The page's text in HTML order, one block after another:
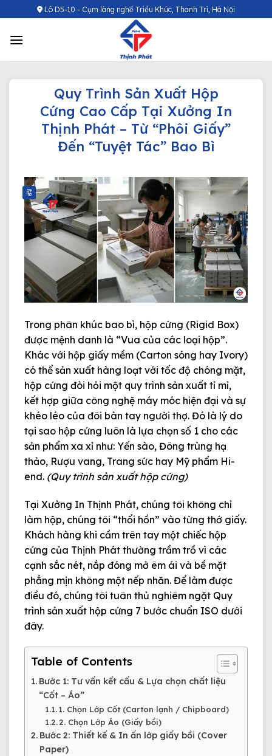
đến
nội
Lô D5-10 - Cụm làng nghề Triều Khúc, Thanh Trì, Hà Nội
Quy Trình Sản Xuất Hộp
Cứng Cao Cấp Tại Xưởng In
Thịnh Phát – Từ “Phôi Giấy”
Đến “Tuyệt Tác” Bao Bì
09
Th5
Trong phân khúc bao bì, hộp cứng (Rigid Box)
được mệnh danh là “Vua của các loại hộp”.
Khác với hộp giấy mềm (Carton sóng hay Ivory)
có thể sản xuất hàng loạt với tốc độ chóng mặt,
hộp cứng đòi hỏi một quy trình sản xuất tỉ mỉ,
kết hợp giữa công nghệ máy móc hiện đại và sự
khéo léo của đôi bàn tay người thợ. Đó là lý do
tại sao hộp cứng luôn là lựa chọn số 1 cho các
sản phẩm xa xỉ như: Yến sào, Đông trùng hạ
thảo, Rượu vang, Trang sức hay Mỹ phẩm Hi-
end. (Quy trình sản xuất hộp cứng)
Tại Xưởng In Thịnh Phát, chúng tôi không chỉ
làm hộp, chúng tôi “thổi hồn” vào từng thớ giấy.
Khách hàng khi cầm trên tay một chiếc hộp
cứng của Thịnh Phát thường trầm trồ vì các
cạnh sắc nét, nắp đóng mở êm ái và bề mặt
phẳng mịn không một nếp nhăn. Để làm được
điều đó, chúng tôi tuân thủ nghiêm ngặt Quy
trình sản xuất hộp cứng 7 bước chuẩn ISO dưới
đây.
Table of Contents
Bước 1: Tư vấn kết cấu & Lựa chọn chất liệu
“Cốt – Áo”
1. Chọn Lớp Cốt (Carton lạnh / Chipboard)
2. Chọn Lớp Áo (Giấy bồi)
Bước 2: Thiết kế & In ấn lớp giấy bồi (Cover
Paper)